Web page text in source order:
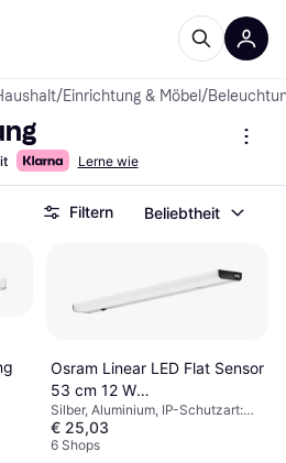
/Einrichtung & Möbel /
Lerne wie
Filtern Beliebtheit
Osram Linear LED Flat Sensor
53 cm 12 W
Tischbeleuchtung
Silber, Aluminium, IP-Schutzart:
IP20
€ 25,03
6 Shops